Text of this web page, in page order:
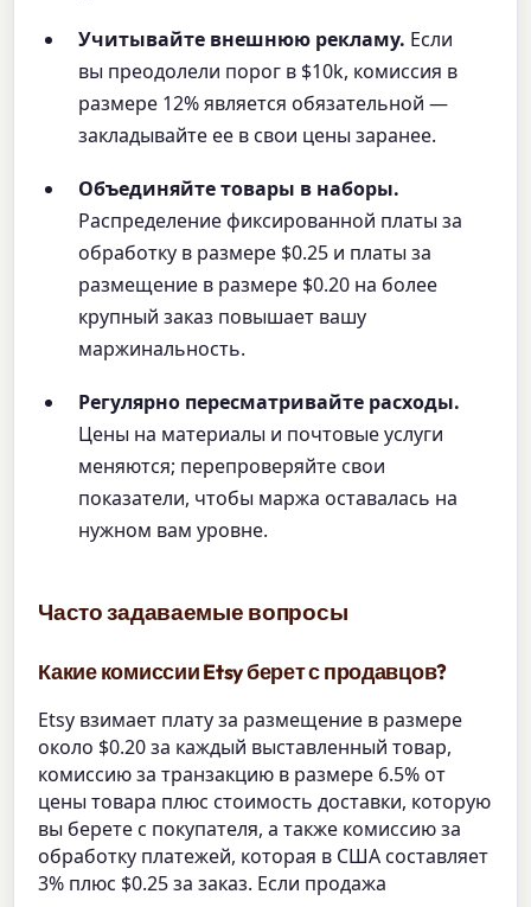
Учитывайте внешнюю рекламу. Если
вы преодолели порог в $10k, комиссия в
размере 12% является обязательной —
закладывайте ее в свои цены заранее.
Объединяйте товары в наборы.
Распределение фиксированной платы за
обработку в размере $0.25 и платы за
размещение в размере $0.20 на более
крупный заказ повышает вашу
маржинальность.
Регулярно пересматривайте расходы.
Цены на материалы и почтовые услуги
меняются; перепроверяйте свои
показатели, чтобы маржа оставалась на
нужном вам уровне.
Часто задаваемые вопросы
Какие комиссии Etsy берет с продавцов?
Etsy взимает плату за размещение в размере
около $0.20 за каждый выставленный товар,
комиссию за транзакцию в размере 6.5% от
цены товара плюс стоимость доставки, которую
вы берете с покупателя, а также комиссию за
обработку платежей, которая в США составляет
3% плюс $0.25 за заказ. Если продажа